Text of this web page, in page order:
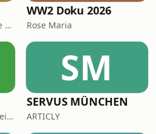
BRIGITTE Academy / Funke Woman, People & Family GmbH
WW2 Doku 2026
Rose Maria
Sidney Hoffmann, Ferry Weiss
SM
SERVUS MÜNCHEN
ARTICLY